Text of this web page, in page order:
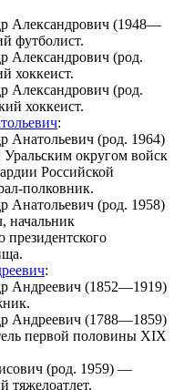
Александрович (1948—
футболист.
Александрович (род.
хоккеист.
Александрович (род.
хоккеист.
:
Анатольевич (род. 1964)
округом войск
Российской
полковник.
Анатольевич (род. 1958)
начальник
президентского
:
Андреевич (1852—1919)
Андреевич (1788—1859)
первой половины XIX
(род. 1959) —
тяжелоатлет.